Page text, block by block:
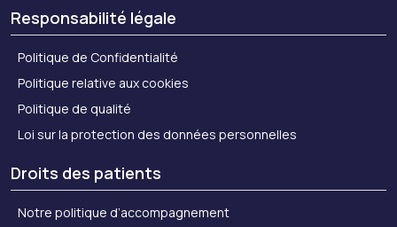
Responsabilité légale
Politique de Confidentialité
Politique relative aux cookies
Politique de qualité
Loi sur la protection des données personnelles
Droits des patients
Notre politique d’accompagnement